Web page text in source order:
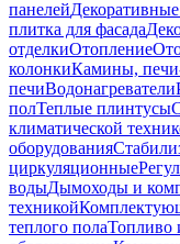
панелей
плитка для фасада
отделкиОтопление
колонкиКамины,
печиВодонагреватели
полТеплые плинтусы
климатической
оборудования
циркуляционные
водыДымоходы и
техникой
теплого полаТопливо